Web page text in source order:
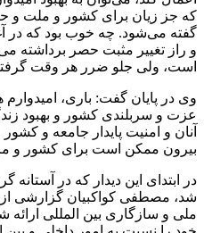
که جز زیان برای کشور و ملت و
گفته می‌شود. چه خوب بود که در
و راز تغییر مثبت حصر برداشته
است، ولی جلو ضرر هر وقت
وی در پایان گفت: باری،
عزت و سربلندی کشور و بهبود
آنان و امنیت پایدار جامعه و
بیرون ممکن است برای کشور و
در ابتدای این دیدار که در
شد، مصطفی کواکبیان گزارشی از
ملی و سازگاری بین المللی